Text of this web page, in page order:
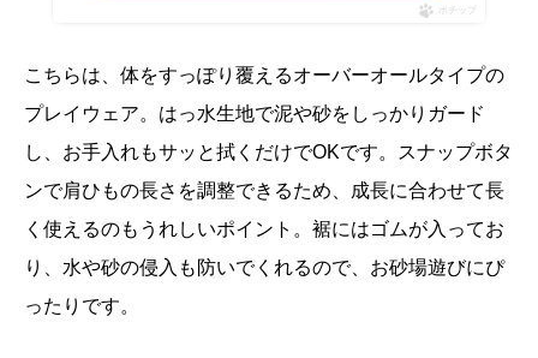
ポチップ
こちらは、体をすっぽり覆えるオーバーオールタイプの
プレイウェア。はっ水生地で泥や砂をしっかりガード
し、お手入れもサッと拭くだけでOKです。スナップボタ
ンで肩ひもの長さを調整できるため、成長に合わせて長
く使えるのもうれしいポイント。裾にはゴムが入ってお
り、水や砂の侵入も防いでくれるので、お砂場遊びにぴ
ったりです。